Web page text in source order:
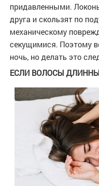
придавленными.
друга и скользят по
механическому
секущимися. Поэтому
ночь, но делать это
ЕСЛИ ВОЛОСЫ